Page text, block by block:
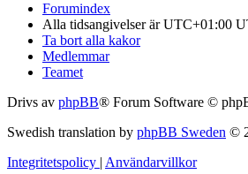
Forumindex
Alla tidsangivelser är UTC+01:00
Ta bort alla kakor
Medlemmar
Teamet
Drivs av phpBB® Forum Software ©
Swedish translation by phpBB Sweden ©
Integritetspolicy | Användarvillkor